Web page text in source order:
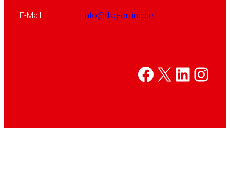
E-Mail info@dkg-online.de
Facebook
X